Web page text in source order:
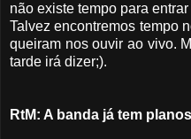
não existe tempo para
Talvez encontremos tempo
queiram nos ouvir ao vivo.
tarde irá dizer;).
RtM: A banda já tem